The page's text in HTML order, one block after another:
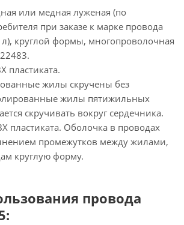
или медная луженая (по
при заказе к марке провода
круглой формы, многопроволочная
пластиката.
жилы скручены без
жилы пятижильных
скручивать вокруг сердечника.
пластиката. Оболочка в проводах
промежутков между жилами,
круглую форму.
провода